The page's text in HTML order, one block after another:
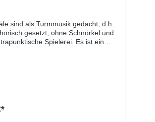
sind als Turmmusik gedacht, d.h.
gesetzt, ohne Schnörkel und
Spielerei. Es ist ein